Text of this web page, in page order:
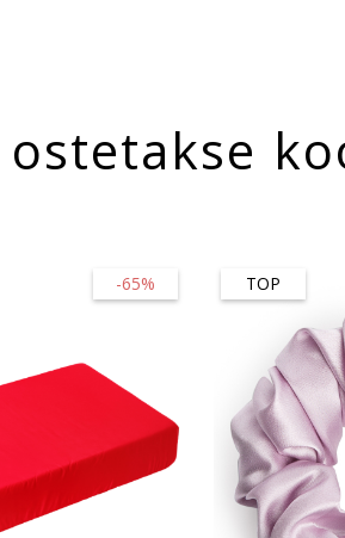
ostetakse
-65% TOP